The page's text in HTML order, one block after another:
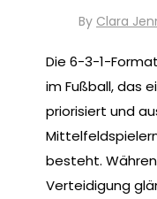
By Clara
Die 6-3-1-
im Fußball, das
priorisiert und
besteht.
Verteidigung